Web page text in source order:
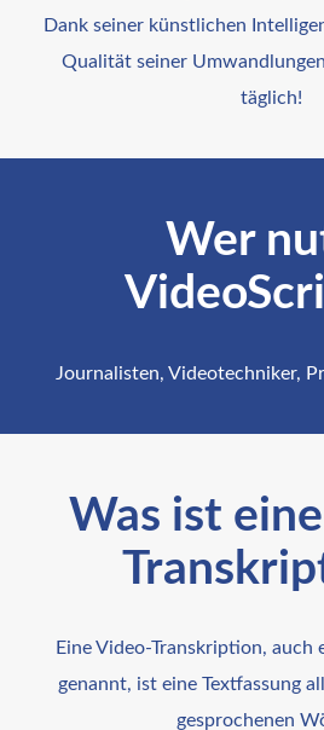
Dank seiner künstlichen
Qualität seiner
täglich!
Wer
Journalisten, Videotechniker,
Was ist
Eine Video-Transkription, auch
genannt, ist eine Textfassung
gesprochenen